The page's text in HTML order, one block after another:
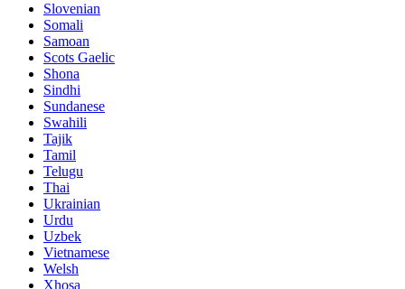
Slovenian
Somali
Samoan
Scots Gaelic
Shona
Sindhi
Sundanese
Swahili
Tajik
Tamil
Telugu
Thai
Ukrainian
Urdu
Uzbek
Vietnamese
Welsh
Xhosa